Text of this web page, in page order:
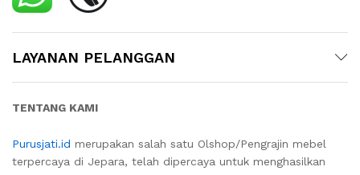
LAYANAN PELANGGAN
TENTANG KAMI
Purusjati.id merupakan salah satu Olshop/Pengrajin mebel
terpercaya di Jepara, telah dipercaya untuk menghasilkan